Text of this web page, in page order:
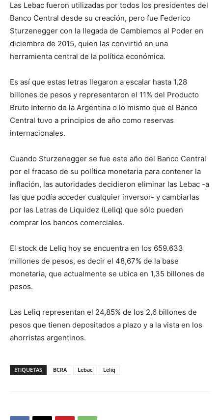
Las Lebac fueron utilizadas por todos los presidentes del
Banco Central desde su creación, pero fue Federico
Sturzenegger con la llegada de Cambiemos al Poder en
diciembre de 2015, quien las convirtió en una
herramienta central de la política económica.
Es así que estas letras llegaron a escalar hasta 1,28
billones de pesos y representaron el 11% del Producto
Bruto Interno de la Argentina o lo mismo que el Banco
Central tuvo a principios de año como reservas
internacionales.
Cuando Sturzenegger se fue este año del Banco Central
por el fracaso de su política monetaria para contener la
inflación, las autoridades decidieron eliminar las Lebac -a
las que podía acceder cualquier inversor- y cambiarlas
por las Letras de Liquidez (Leliq) que sólo pueden
comprar los bancos comerciales.
El stock de Leliq hoy se encuentra en los 659.633
millones de pesos, es decir el 48,67% de la base
monetaria, que actualmente se ubica en 1,35 billones de
pesos.
Las Leliq representan el 24,85% de los 2,6 billones de
pesos que tienen depositados a plazo y a la vista en los
ahorristas argentinos.
ETIQUETAS BCRA Lebac Leliq